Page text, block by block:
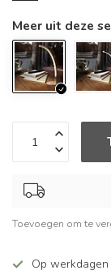
Meer uit deze
Toevoegen om te
Op